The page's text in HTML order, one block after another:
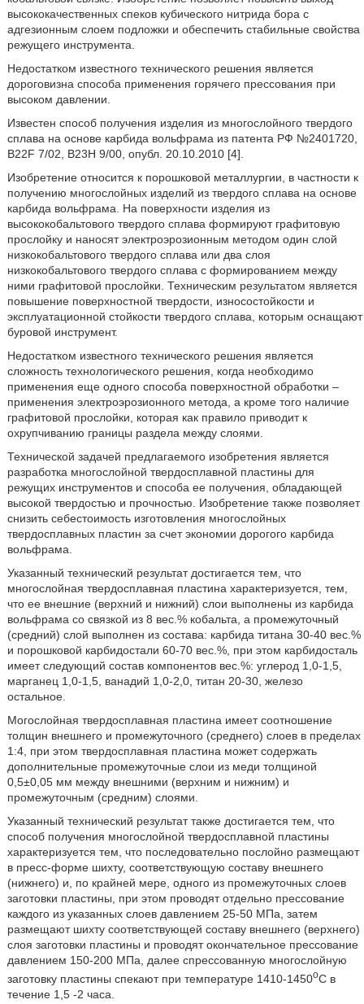
высококачественных спеков кубического нитрида бора с
адгезионным слоем подложки и обеспечить стабильные свойства
режущего инструмента.
Недостатком известного технического решения является
дороговизна способа применения горячего прессования при
высоком давлении.
Известен способ получения изделия из многослойного твердого
сплава на основе карбида вольфрама из патента РФ №2401720,
B22F 7/02, B23H 9/00, опубл. 20.10.2010 [4].
Изобретение относится к порошковой металлургии, в частности к
получению многослойных изделий из твердого сплава на основе
карбида вольфрама. На поверхности изделия из
высококобальтового твердого сплава формируют графитовую
прослойку и наносят электроэрозионным методом один слой
низкокобальтового твердого сплава или два слоя
низкокобальтового твердого сплава с формированием между
ними графитовой прослойки. Техническим результатом является
повышение поверхностной твердости, износостойкости и
эксплуатационной стойкости твердого сплава, которым оснащают
буровой инструмент.
Недостатком известного технического решения является
сложность технологического решения, когда необходимо
применения еще одного способа поверхностной обработки –
применения электроэрозионного метода, а кроме того наличие
графитовой прослойки, которая как правило приводит к
охрупчиванию границы раздела между слоями.
Технической задачей предлагаемого изобретения является
разработка многослойной твердосплавной пластины для
режущих инструментов и способа ее получения, обладающей
высокой твердостью и прочностью. Изобретение также позволяет
снизить себестоимость изготовления многослойных
твердосплавных пластин за счет экономии дорогого карбида
вольфрама.
Указанный технический результат достигается тем, что
многослойная твердосплавная пластина характеризуется, тем,
что ее внешние (верхний и нижний) слои выполнены из карбида
вольфрама со связкой из 8 вес.% кобальта, а промежуточный
(средний) слой выполнен из состава: карбида титана 30-40 вес.%
и порошковой карбидостали 60-70 вес.%, при этом карбидосталь
имеет следующий состав компонентов вес.%: углерод 1,0-1,5,
марганец 1,0-1,5, ванадий 1,0-2,0, титан 20-30, железо
остальное.
Могослойная твердосплавная пластина имеет соотношение
толщин внешнего и промежуточного (среднего) слоев в пределах
1:4, при этом твердосплавная пластина может содержать
дополнительные промежуточные слои из меди толщиной
0,5±0,05 мм между внешними (верхним и нижним) и
промежуточным (средним) слоями.
Указанный технический результат также достигается тем, что
способ получения многослойной твердосплавной пластины
характеризуется тем, что последовательно послойно размещают
в пресс-форме шихту, соответствующую составу внешнего
(нижнего) и, по крайней мере, одного из промежуточных слоев
заготовки пластины, при этом проводят отдельно прессование
каждого из указанных слоев давлением 25-50 МПа, затем
размещают шихту соответствующей составу внешнего (верхнего)
слоя заготовки пластины и проводят окончательное прессование
давлением 150-200 МПа, далее спрессованную многослойную
заготовку пластины спекают при температуре 1410-1450оС в
течение 1,5 -2 часа.